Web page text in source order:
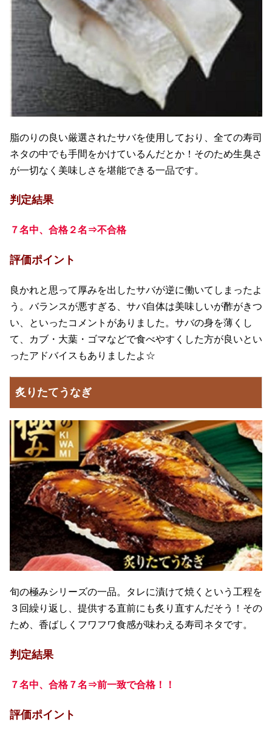
脂のりの良い厳選されたサバを使用しており、全ての寿司
ネタの中でも手間をかけているんだとか！そのため生臭さ
が一切なく美味しさを堪能できる一品です。
判定結果
７名中、合格２名⇒不合格
評価ポイント
良かれと思って厚みを出したサバが逆に働いてしまったよ
う。バランスが悪すぎる、サバ自体は美味しいが酢がきつ
い、といったコメントがありました。サバの身を薄くし
て、カブ・大葉・ゴマなどで食べやすくした方が良いとい
ったアドバイスもありましたよ☆
炙りたてうなぎ
旬の極みシリーズの一品。タレに漬けて焼くという工程を
３回繰り返し、提供する直前にも炙り直すんだそう！その
ため、香ばしくフワフワ食感が味わえる寿司ネタです。
判定結果
７名中、合格７名⇒前一致で合格！！
評価ポイント